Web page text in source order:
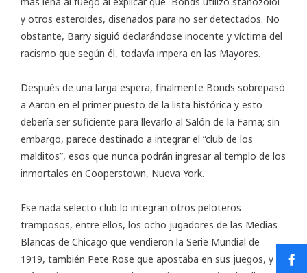
y otros esteroides, diseñados para no ser detectados. No
obstante, Barry siguió declarándose inocente y víctima del
racismo que según él, todavía impera en las Mayores.
Después de una larga espera, finalmente Bonds sobrepasó
a Aaron en el primer puesto de la lista histórica y esto
debería ser suficiente para llevarlo al Salón de la Fama; sin
embargo, parece destinado a integrar el “club de los
malditos”, esos que nunca podrán ingresar al templo de los
inmortales en Cooperstown, Nueva York.
Ese nada selecto club lo integran otros peloteros
tramposos, entre ellos, los ocho jugadores de las Medias
Blancas de Chicago que vendieron la Serie Mundial de
1919, también Pete Rose que apostaba en sus juegos, y